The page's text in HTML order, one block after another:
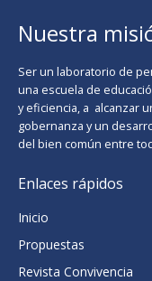
Nuestra
Ser un laboratorio de
una escuela de
y eficiencia, a alcanzar
gobernanza y un
del bien común entre
Enlaces rápidos
Inicio
Propuestas
Revista Convivencia